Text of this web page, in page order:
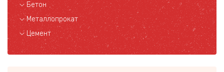
Бетон
Металлопрокат
Цемент